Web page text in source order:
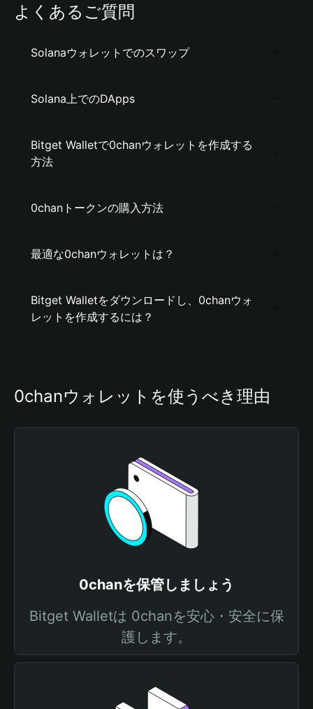
よくあるご質問
Solanaウォレットでのスワップ
Solana上でのDApps
Bitget Walletで0chanウォレットを作成する
方法
0chanトークンの購入方法
最適な0chanウォレットは？
Bitget Walletをダウンロードし、0chanウォ
レットを作成するには？
0chanウォレットを使うべき理由
0chanを保管しましょう
Bitget Walletは 0chanを安心・安全に保
護します。